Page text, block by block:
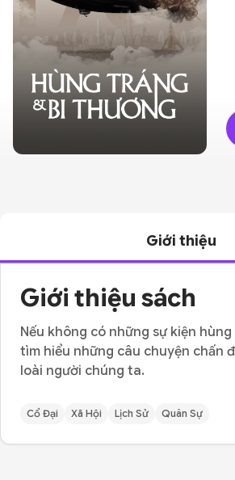
Giới thiệu
Giới thiệu sách
Nếu không có những sự kiện
tìm hiểu những câu chuyện chấn
loài người chúng ta.
Cổ Đại Xã Hội Lịch Sử Quân Sự